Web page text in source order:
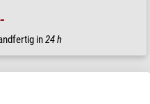
in24 h